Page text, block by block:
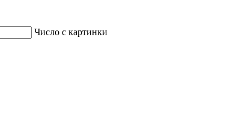
Число с картинки